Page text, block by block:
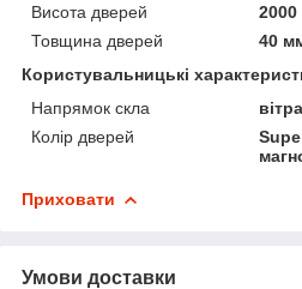
Висота дверей
Товщина дверей
40
Користувальницькі
Напрямок скла
Колір дверей
Приховати
Умови доставки